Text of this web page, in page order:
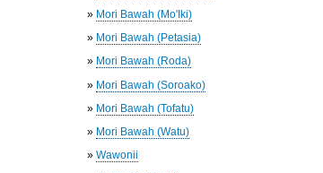
» Mori Bawah (Mo'Iki)
» Mori Bawah (Petasia)
» Mori Bawah (Roda)
» Mori Bawah (Soroako)
» Mori Bawah (Tofatu)
» Mori Bawah (Watu)
»Wawonii